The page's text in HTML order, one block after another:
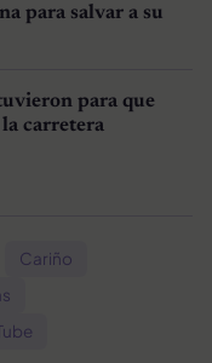
para salvar a su
para que
carretera
Cariño